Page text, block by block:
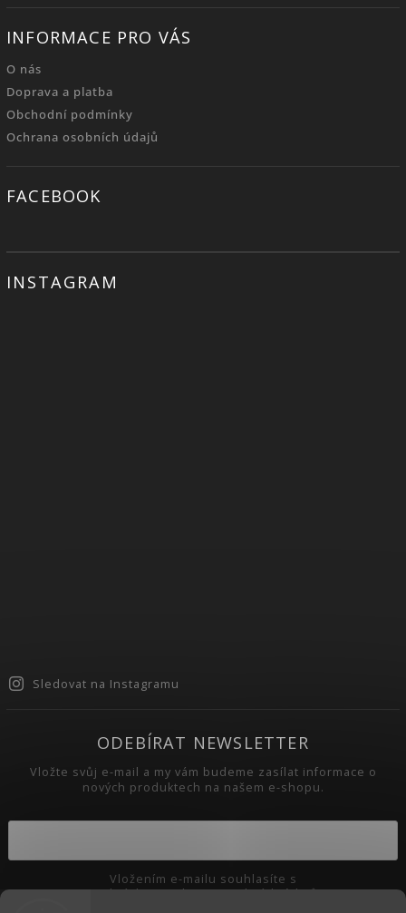
INFORMACE PRO VÁS
O nás
Doprava a platba
Obchodní podmínky
Ochrana osobních údajů
FACEBOOK
INSTAGRAM
Sledovat na Instagramu
ODEBÍRAT NEWSLETTER
Vložte svůj e-mail a my vám budeme zasílat informace o
nových produktech na našem e-shopu.
podmínkami ochrany osobních údajů